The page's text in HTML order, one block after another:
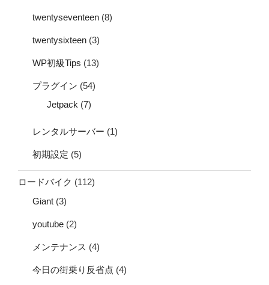
twentyseventeen (8)
twentysixteen (3)
WP初級Tips (13)
プラグイン (54)
Jetpack (7)
レンタルサーバー (1)
初期設定 (5)
ロードバイク (112)
Giant (3)
youtube (2)
メンテナンス (4)
今日の街乗り反省点 (4)